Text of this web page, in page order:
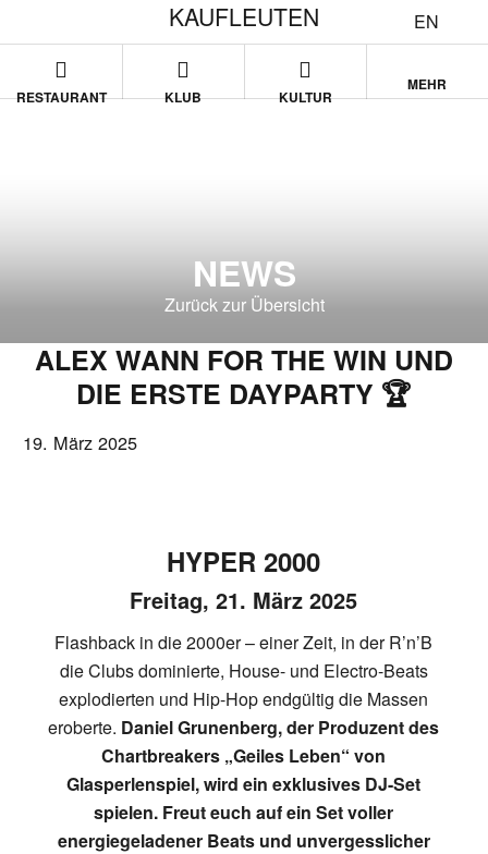
EN
KAUFLEUTEN
RESTAURANT KLUB KULTUR
MEHR
NEWS
Zurück zur Übersicht
ALEX WANN FOR THE WIN UND
DIE ERSTE DAYPARTY 🏆
19. März 2025
HYPER 2000
Freitag, 21. März 2025
Flashback in die 2000er – einer Zeit, in der R’n’B
die Clubs dominierte, House- und Electro-Beats
explodierten und Hip-Hop endgültig die Massen
eroberte. Daniel Grunenberg, der Produzent des
Chartbreakers „Geiles Leben“ von
Glasperlenspiel, wird ein exklusives DJ-Set
spielen. Freut euch auf ein Set voller
energiegeladener Beats und unvergesslicher